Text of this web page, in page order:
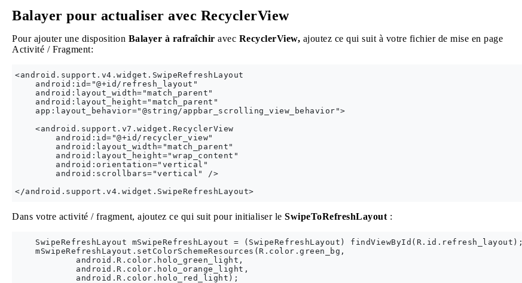
Balayer pour actualiser avec RecyclerView
Pour ajouter une disposition Balayer à rafraîchir avec RecyclerView, ajoutez ce qui suit à votre fichier de mise en page
Activité / Fragment:
<android.support.v4.widget.SwipeRefreshLayout
    android:id="@+id/refresh_layout"
    android:layout_width="match_parent"
    android:layout_height="match_parent"
    app:layout_behavior="@string/appbar_scrolling_view_behavior">
    <android.support.v7.widget.RecyclerView
        android:id="@+id/recycler_view"
        android:layout_width="match_parent"
        android:layout_height="wrap_content"
        android:orientation="vertical"
        android:scrollbars="vertical" />
Dans votre activité / fragment, ajoutez ce qui suit pour initialiser le SwipeToRefreshLayout :
    SwipeRefreshLayout mSwipeRefreshLayout = (SwipeRefreshLayout) findViewById(R.id.refresh_layout);
    mSwipeRefreshLayout.setColorSchemeResources(R.color.green_bg,
            android.R.color.holo_green_light,
            android.R.color.holo_orange_light,
            android.R.color.holo_red_light);